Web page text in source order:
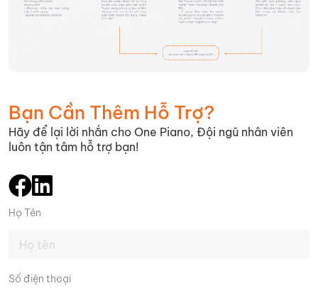
Bạn Cần Thêm Hỗ Trợ?
Hãy để lại lời nhắn cho One Piano, Đội ngũ nhân viên
luôn tận tâm hỗ trợ bạn!
Họ Tên
Số điện thoại